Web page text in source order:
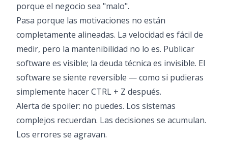
porque el negocio sea "malo".
Pasa porque las motivaciones no están
completamente alineadas. La velocidad es fácil de
medir, pero la mantenibilidad no lo es. Publicar
software es visible; la deuda técnica es invisible. El
software se siente reversible — como si pudieras
simplemente hacer CTRL + Z después.
Alerta de spoiler: no puedes. Los sistemas
complejos recuerdan. Las decisiones se acumulan.
Los errores se agravan.